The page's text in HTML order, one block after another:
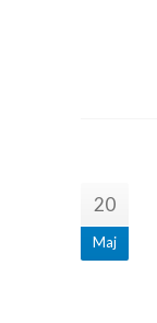
20
Maj